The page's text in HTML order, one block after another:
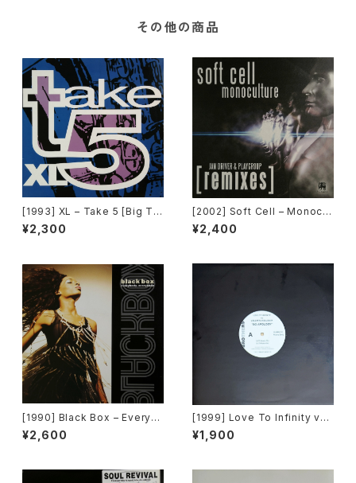
その他の商品
[1993] XL – Take 5 [Big Ti
me International]
¥2,300
[2002] Soft Cell – Monocul
ture (Jan Driver & Playgrou
p Remixes) [3 Lanka]
¥2,400
[1990] Black Box – Everyb
ody, Everybody [Deconstr
uction]
¥2,600
[1999] Love To Infinity vs
Loleatta Holloway – No Ap
ology [Brothers][PROMO]
¥1,900